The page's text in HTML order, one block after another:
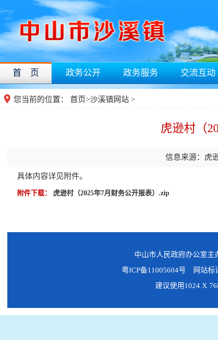
首 页 政务公开 政务服务 交流互动
您当前的位置： 首页>沙溪镇网站 >
虎逊村（
信息来源：虎
具体内容详见附件。
附件下载： 虎逊村（2025年7月财务公开报表）.zip
中山市人民政府办公室
粤ICP备11005604号 网站标
建议使用1024 X